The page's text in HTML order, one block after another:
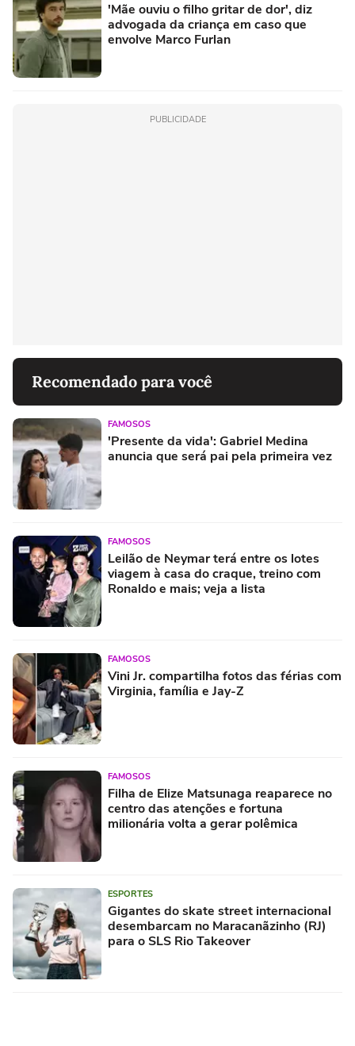
'Mãe ouviu o filho gritar de dor', diz
advogada da criança em caso que
envolve Marco Furlan
PUBLICIDADE
Recomendado para você
FAMOSOS
'Presente da vida': Gabriel Medina
anuncia que será pai pela primeira vez
FAMOSOS
Leilão de Neymar terá entre os lotes
viagem à casa do craque, treino com
Ronaldo e mais; veja a lista
FAMOSOS
Vini Jr. compartilha fotos das férias com
Virginia, família e Jay-Z
FAMOSOS
Filha de Elize Matsunaga reaparece no
centro das atenções e fortuna
milionária volta a gerar polêmica
ESPORTES
Gigantes do skate street internacional
desembarcam no Maracanãzinho (RJ)
para o SLS Rio Takeover